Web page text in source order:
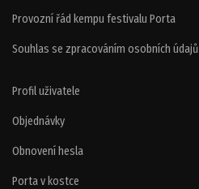
Provozní řád kempu festivalu Porta
Souhlas se zpracováním osobních údajů
Profil uživatele
Objednávky
Obnovení hesla
Porta v kostce